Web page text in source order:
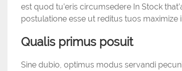
est quod tu’eris circumsedere In Stock
postulatione esse ut reditus tuos
Qualis primus posuit
Sine dubio, optimus modus servandi